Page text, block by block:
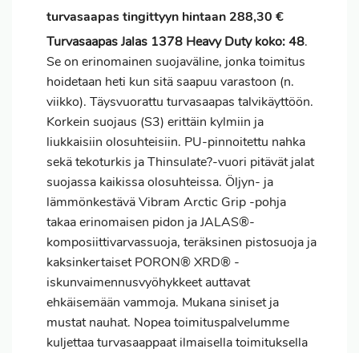
turvasaapas tingittyyn hintaan 288,30 €
Turvasaapas Jalas 1378 Heavy Duty koko: 48.
Se on erinomainen suojaväline, jonkatoimitus
hoidetaan heti kun sitä saapuu varastoon (n.
viikko). Täysvuorattu turvasaapas talvikäyttöön.
Korkein suojaus (S3) erittäin kylmiin ja
liukkaisiin olosuhteisiin. PU-pinnoitettu nahka
sekä tekoturkis ja Thinsulate?-vuori pitävät jalat
suojassa kaikissa olosuhteissa. Öljyn- ja
lämmönkestävä Vibram Arctic Grip -pohja
takaa erinomaisen pidon ja JALAS®-
komposiittivarvassuoja, teräksinen pistosuoja ja
kaksinkertaiset PORON® XRD® -
iskunvaimennusvyöhykkeet auttavat
ehkäisemään vammoja. Mukana siniset ja
mustat nauhat. Nopea toimituspalvelumme
kuljettaa turvasaappaat ilmaisella toimituksella